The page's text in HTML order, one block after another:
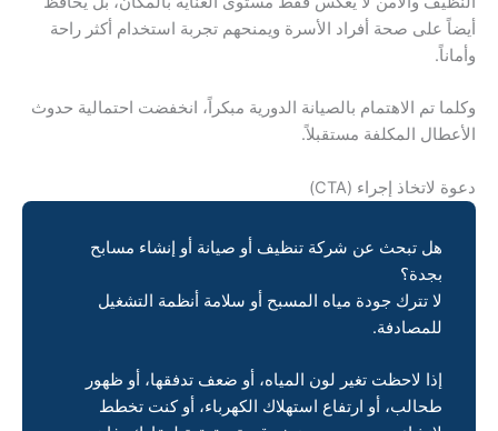
أيضاً على صحة أفراد الأسرة ويمنحهم تجربة استخدام أكثر راحة
وأماناً.
وكلما تم الاهتمام بالصيانة الدورية مبكراً، انخفضت احتمالية حدوث
الأعطال المكلفة مستقبلاً.
دعوة لاتخاذ إجراء (CTA)
هل تبحث عن شركة تنظيف أو صيانة أو إنشاء مسابح
بجدة؟
لا تترك جودة مياه المسبح أو سلامة أنظمة التشغيل
للمصادفة.
إذا لاحظت تغير لون المياه، أو ضعف تدفقها، أو ظهور
طحالب، أو ارتفاع استهلاك الكهرباء، أو كنت تخطط